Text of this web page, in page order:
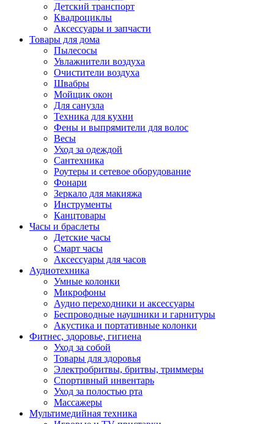
Детский транспорт
Квадроциклы
Аксессуары и запчасти
Товары для дома
Пылесосы
Увлажнители воздуха
Очистители воздуха
Швабры
Мойщик окон
Для санузла
Техника для кухни
Фены и выпрямители для волос
Весы
Уход за одеждой
Сантехника
Роутеры и сетевое оборудование
Фонари
Зеркало для макияжа
Инструменты
Канцтовары
Часы и браслеты
Детские часы
Смарт часы
Аксессуары для часов
Аудиотехника
Умные колонки
Микрофоны
Аудио переходники и аксессуары
Беспроводные наушники и гарнитуры
Акустика и портативные колонки
Фитнес, здоровье, гигиена
Уход за собой
Товары для здоровья
Электробритвы, бритвы, триммеры
Спортивный инвентарь
Уход за полостью рта
Массажеры
Мультимедийная техника